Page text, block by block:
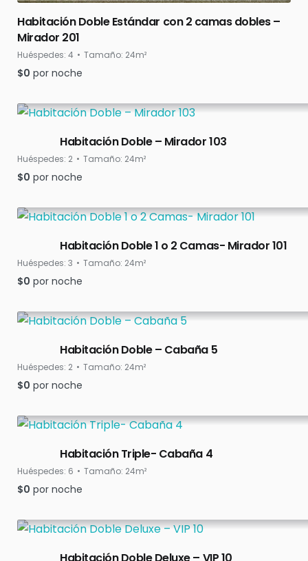
Habitación Doble Estándar con 2 camas dobles –
Mirador 201
Huéspedes: 4 Tamaño: 24m²
$0 por noche
Habitación Doble – Mirador 103
Huéspedes: 2 Tamaño: 24m²
$0 por noche
Habitación Doble 1 o 2 Camas- Mirador 101
Huéspedes: 3 Tamaño: 24m²
$0 por noche
Habitación Doble – Cabaña 5
Huéspedes: 2 Tamaño: 24m²
$0 por noche
Habitación Triple- Cabaña 4
Huéspedes: 6 Tamaño: 24m²
$0 por noche